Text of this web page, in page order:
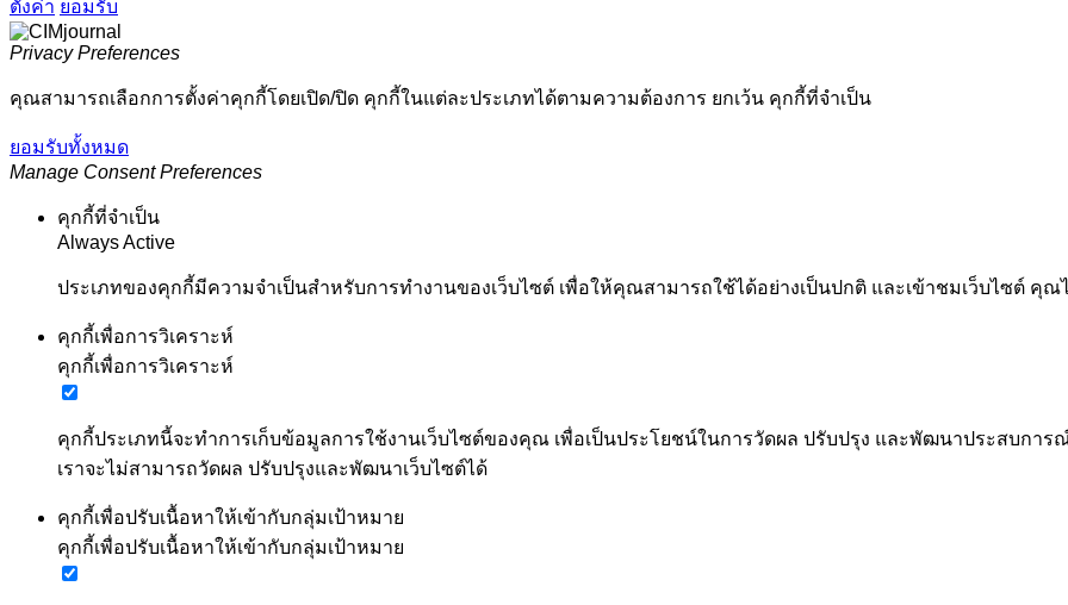
ตั้งค่า ยอมรับ
Privacy Preferences
คุณสามารถเลือกการตั้งค่าคุกกี้โดยเปิด/ปิด คุกกี้ในแต่ละประเภทได้ตามความต้องการ ยกเว้น คุกกี้ที่จำเป็น
ยอมรับทั้งหมด
Manage Consent Preferences
คุกกี้ที่จำเป็น
Always Active
ประเภทของคุกกี้มีความจำเป็นสำหรับการทำงานของเว็บไซต์ เพื่อให้คุณสามารถใช้ได้อย่างเป็นปกติ และเข้าชมเว็บไซต์ คุ
คุกกี้เพื่อการวิเคราะห์
คุกกี้เพื่อการวิเคราะห์
คุกกี้ประเภทนี้จะทำการเก็บข้อมูลการใช้งานเว็บไซต์ของคุณ เพื่อเป็นประโยชน์ในการวัดผล ปรับปรุง และพัฒนาประสบกา
เราจะไม่สามารถวัดผล ปรับปรุงและพัฒนาเว็บไซต์ได้
คุกกี้เพื่อปรับเนื้อหาให้เข้ากับกลุ่มเป้าหมาย
คุกกี้เพื่อปรับเนื้อหาให้เข้ากับกลุ่มเป้าหมาย